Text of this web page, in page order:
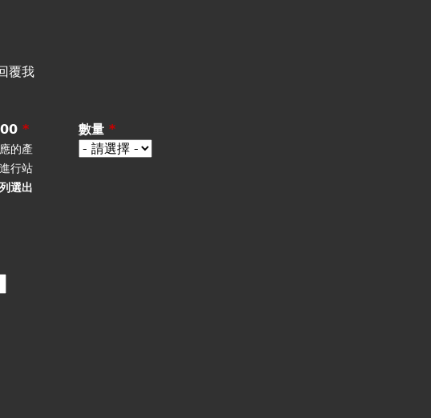
覆我
*
的產
行站
選出
數量 *